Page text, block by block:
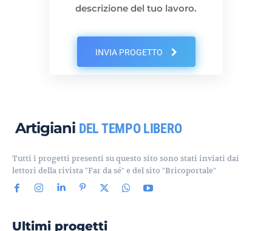
descrizione del tuo lavoro.
INVIA PROGETTO
Artigiani DEL TEMPO LIBERO
Tutti i progetti presenti su questo sito sono stati inviati dai
lettori della rivista "Far da sé" e del sito "Bricoportale"
Ultimi progetti